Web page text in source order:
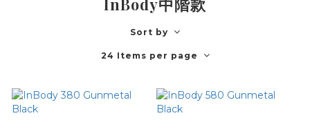
InBody中階款
Sort by
24 Items per page